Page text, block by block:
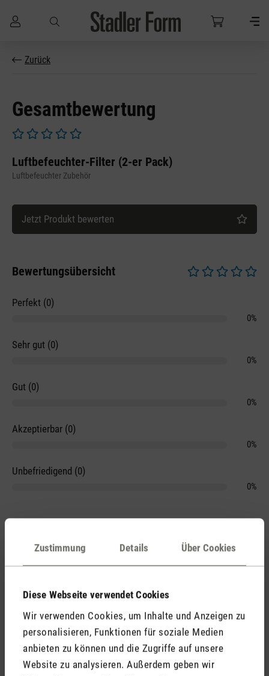
Zustimmung Details Über Cookies
Diese Webseite verwendet Cookies
Wir verwenden Cookies, um Inhalte und Anzeigen zu
personalisieren, Funktionen für soziale Medien
anbieten zu können und die Zugriffe auf unsere
Website zu analysieren. Außerdem geben wir
Zum Hauptinhalt springen
Zurück
Gesamtbewertung
Luftbefeuchter-Filter (2-er Pack)
Luftbefeuchter Zubehör
Jetzt Produkt bewerten
Bewertungsübersicht
Perfekt (0)
0%
Sehr gut (0)
0%
Gut (0)
0%
Akzeptierbar (0)
0%
Unbefriedigend (0)
0%
Kommentare (0)
Keine Bewertungen gefunden. Gehe voran und teile
Deine Erkenntnisse mit anderen.